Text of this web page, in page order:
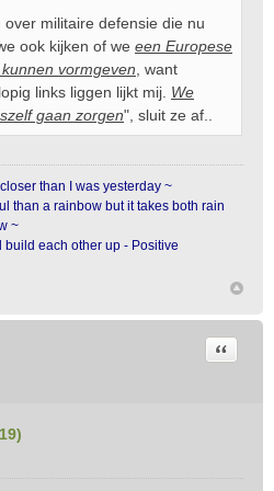
militaire defensie die nu
ook kijken of we een Europese
vormgeven , want
links liggen lijkt mij. We
gaan zorgen", sluit ze af..
than I was yesterday ~
than a rainbow but it takes both rain
~
each other up - Positive
Citeer